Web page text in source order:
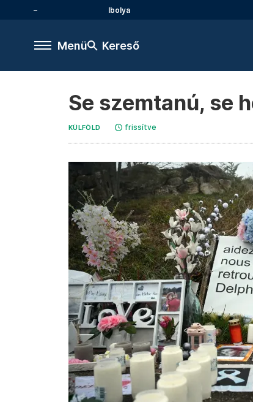
Ibolya
Menü Kereső
Se szemtanú, se
KÜLFÖLD frissítve